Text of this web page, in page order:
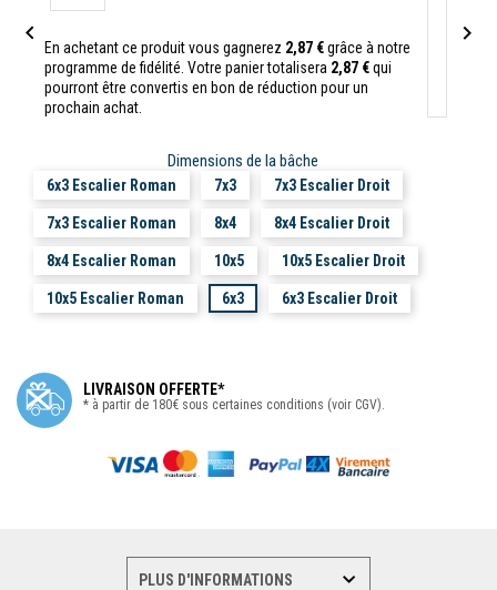
En achetant ce produit vous gagnerez 2,87 €grâce à notre
programme de fidélité. Votre panier totalisera 2,87 €qui
pourront être convertis en bon de réduction pour un
prochain achat.
 
Dimensions de la bâche
6x3 Escalier Roman 7x3 7x3 Escalier Droit
7x3 Escalier Roman 8x4 8x4 Escalier Droit
8x4 Escalier Roman 10x5 10x5 Escalier Droit
10x5 Escalier Roman 6x3 6x3 Escalier Droit
LIVRAISON OFFERTE*
* à partir de 180€ sous certaines conditions (voir CGV).